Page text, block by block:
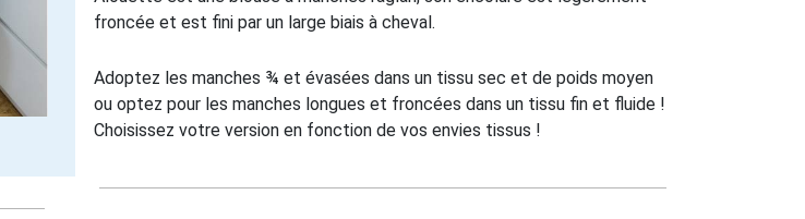
froncée et est fini par un large biais à cheval.
Adoptez les manches ¾ et évasées dans un tissu sec et de poids moyen
ou optez pour les manches longues et froncées dans un tissu fin et fluide !
Choisissez votre version en fonction de vos envies tissus !